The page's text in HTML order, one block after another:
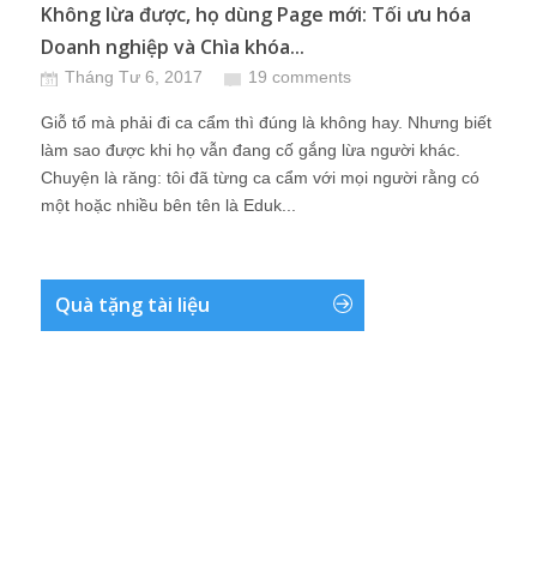
Không lừa được, họ dùng Page mới: Tối ưu hóa
Doanh nghiệp và Chìa khóa...
Tháng Tư 6, 2017 19 comments
Giỗ tổ mà phải đi ca cẩm thì đúng là không hay. Nhưng biết
làm sao được khi họ vẫn đang cố gắng lừa người khác.
Chuyện là răng: tôi đã từng ca cẩm với mọi người rằng có
một hoặc nhiều bên tên là Eduk...
Quà tặng tài liệu